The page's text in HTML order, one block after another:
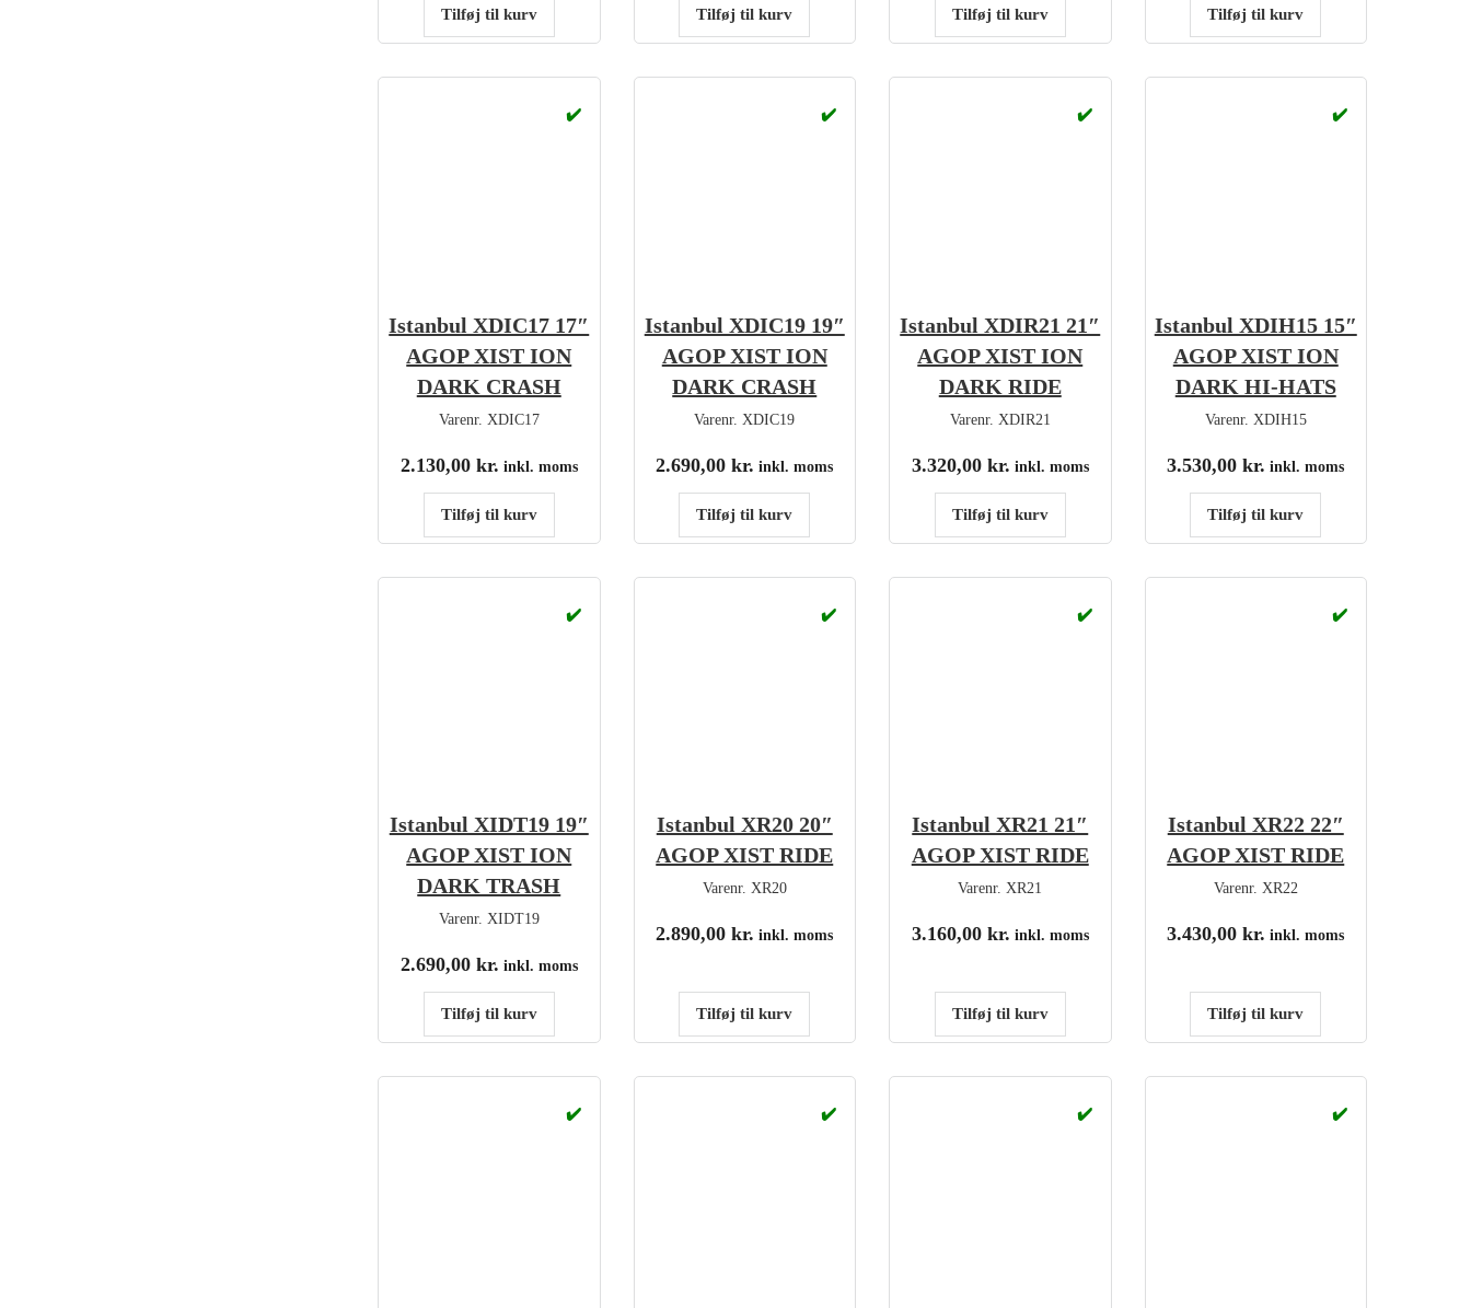
Tilføj til kurv Tilføj til kurv Tilføj til kurv Tilføj til kurv
✔️
Istanbul XDIC17 17″
AGOP XIST ION
DARK CRASH
Varenr. XDIC17
2.130,00 kr. inkl. moms
Tilføj til kurv
✔️
Istanbul XDIC19 19″
AGOP XIST ION
DARK CRASH
Varenr. XDIC19
2.690,00kr. inkl. moms
Tilføj til kurv
✔️
Istanbul XDIR21 21″
AGOP XIST ION
DARK RIDE
Varenr. XDIR21
3.320,00 kr. inkl. moms
Tilføj til kurv
✔️
Istanbul XDIH15 15″
AGOP XIST ION
DARK HI-HATS
Varenr. XDIH15
3.530,00kr. inkl. moms
Tilføj til kurv
✔️
Istanbul XIDT19 19″
AGOP XIST ION
DARK TRASH
Varenr. XIDT19
2.690,00 kr. inkl. moms
Tilføj til kurv
✔️
Istanbul XR20 20″
AGOP XIST RIDE
Varenr. XR20
2.890,00kr. inkl. moms
Tilføj til kurv
✔️
Istanbul XR21 21″
AGOP XIST RIDE
Varenr.XR21
3.160,00 kr. inkl. moms
Tilføj til kurv
✔️
Istanbul XR22 22″
AGOP XIST RIDE
Varenr. XR22
3.430,00kr. inkl. moms
Tilføj til kurv
✔️ ✔️ ✔️ ✔️